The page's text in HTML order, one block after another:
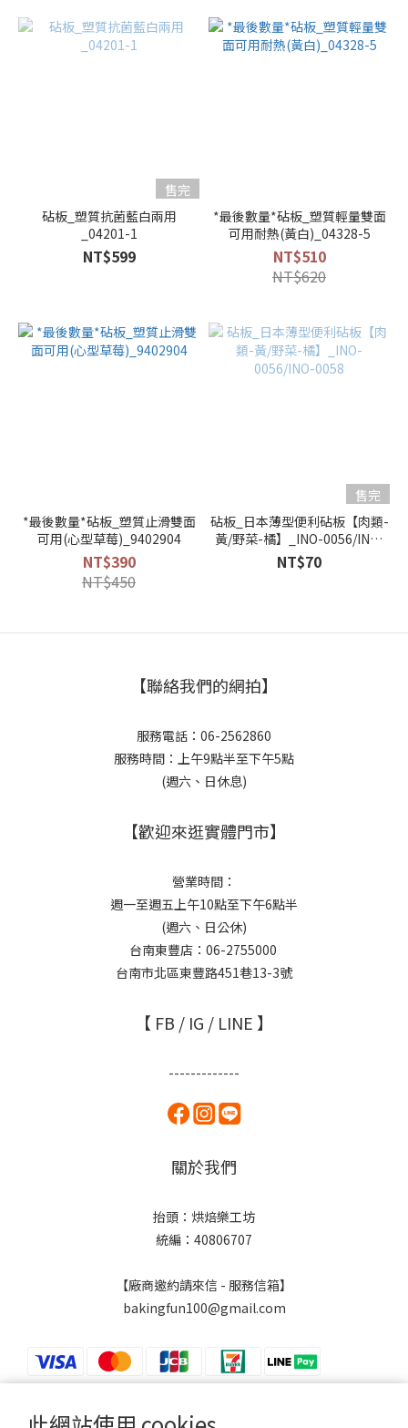
售完
砧板_塑質抗菌藍白兩用
_04201-1
NT$599
*最後數量*砧板_塑質輕量雙面
可用耐熱(黃白)_04328-5
NT$510
NT$620
*最後數量*砧板_塑質止滑雙面
可用(心型草莓)_9402904
NT$390
NT$450
售完
砧板_日本薄型便利砧板【肉類-
黃/野菜-橘】_INO-0056/INO-
0058
NT$70
【聯絡我們的網拍】
服務電話：06-2562860
服務時間：上午9點半至下午5點
(週六、日休息)
【歡迎來逛實體門市】
營業時間：
週一至週五上午10點至下午6點半
(週六、日公休)
台南東豐店：06-2755000
台南市北區東豐路451巷13-3號
【 FB / IG / LINE 】
-------------
關於我們
抬頭：烘焙樂工坊
統編：40806707
【廠商邀約請來信 - 服務信箱】
bakingfun100@gmail.com